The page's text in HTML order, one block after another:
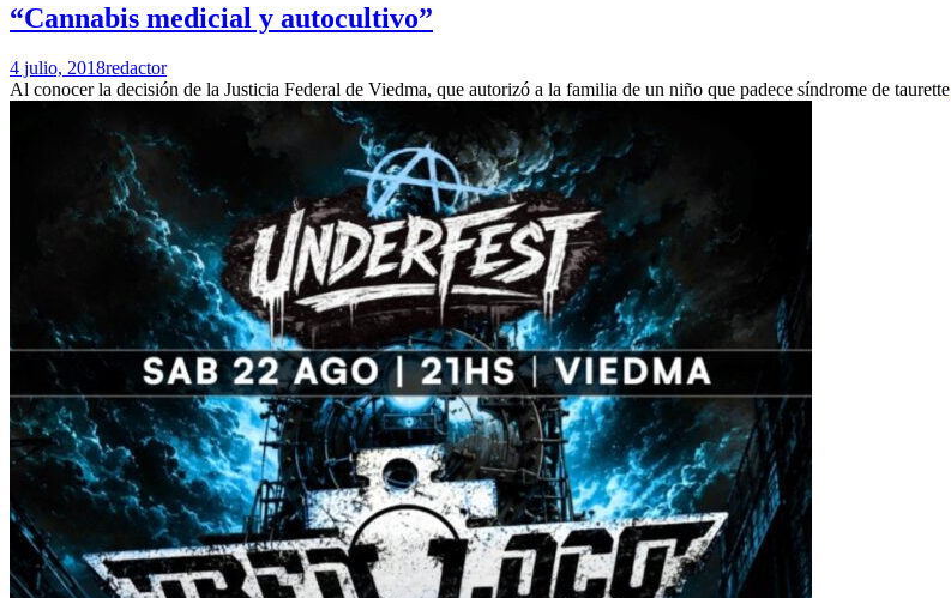
“Cannabis medicial y autocultivo”
4 julio, 2018redactor
Al conocer la decisión de la Justicia Federal de Viedma, que autorizó a la familia de un niño que padece síndrome de taurette